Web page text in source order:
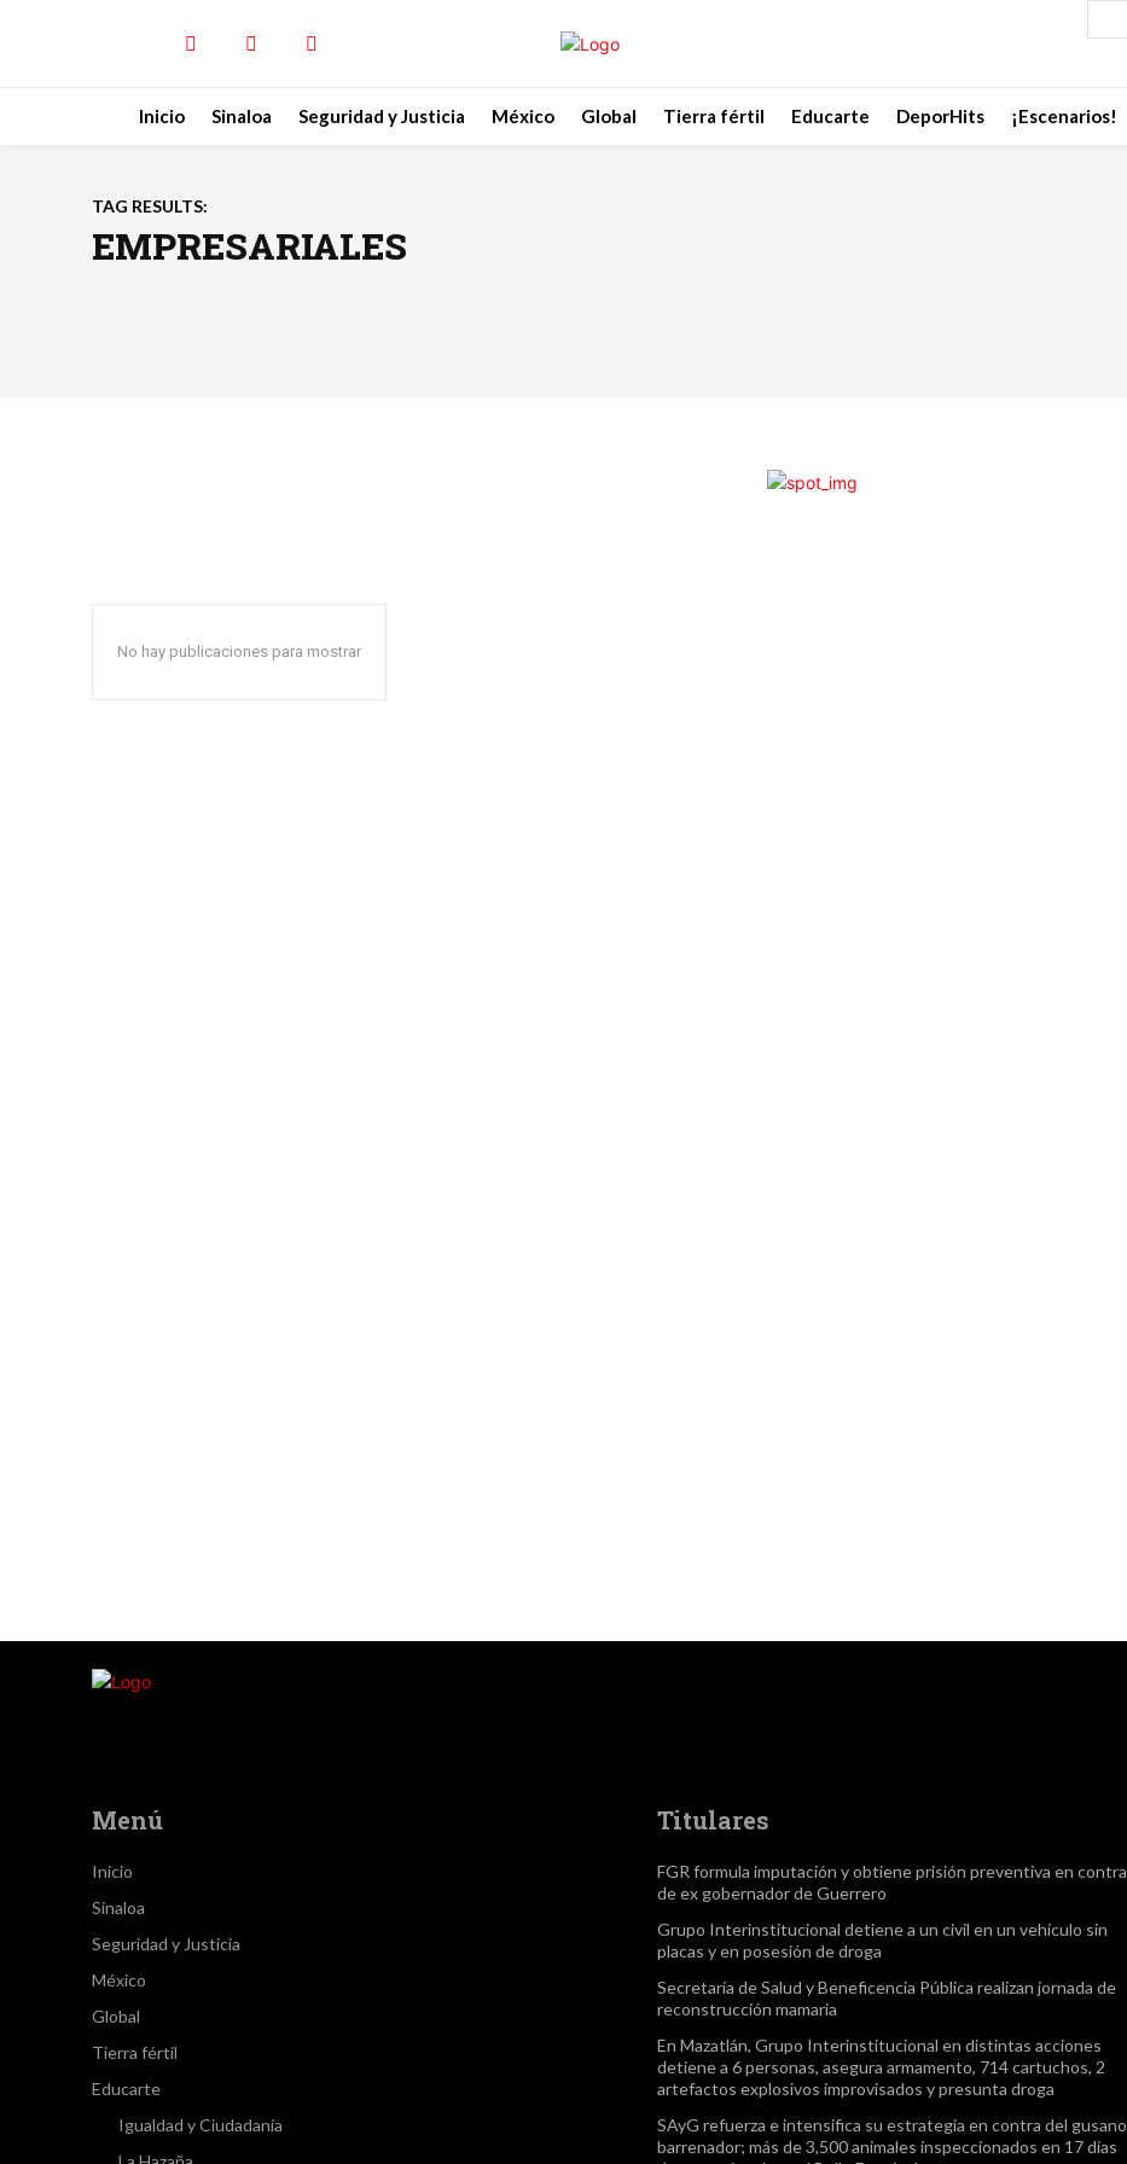
Inicio Sinaloa Seguridad y Justicia México Global Tierra fértil Educarte DeporHits ¡Escenarios!
TAG RESULTS:
EMPRESARIALES
No hay publicaciones para mostrar
Menú
Inicio
Sinaloa
Seguridad y Justicia
México
Global
Tierra fértil
Educarte
Igualdad y Ciudadanía
Titulares
FGR formula imputación y obtiene prisión preventiva en contra
de ex gobernador de Guerrero
Grupo Interinstitucional detiene a un civil en un vehículo sin
placas y en posesión de droga
Secretaría de Salud y Beneficencia Pública realizan jornada de
reconstrucción mamaria
En Mazatlán, Grupo Interinstitucional en distintas acciones
detiene a 6 personas, asegura armamento, 714 cartuchos, 2
artefactos explosivos improvisados y presunta droga
SAyG refuerza e intensifica su estrategia en contra del gusano
barrenador; más de 3,500 animales inspeccionados en 17 días